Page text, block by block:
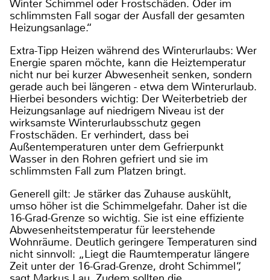
Winter Schimmel oder Frostschäden. Oder im
schlimmsten Fall sogar der Ausfall der gesamten
Heizungsanlage.“
Extra-Tipp Heizen während des Winterurlaubs: Wer
Energie sparen möchte, kann die Heiztemperatur
nicht nur bei kurzer Abwesenheit senken, sondern
gerade auch bei längeren - etwa dem Winterurlaub.
Hierbei besonders wichtig: Der Weiterbetrieb der
Heizungsanlage auf niedrigem Niveau ist der
wirksamste Winterurlaubsschutz gegen
Frostschäden. Er verhindert, dass bei
Außentemperaturen unter dem Gefrierpunkt
Wasser in den Rohren gefriert und sie im
schlimmsten Fall zum Platzen bringt.
Generell gilt: Je stärker das Zuhause auskühlt,
umso höher ist die Schimmelgefahr. Daher ist die
16-Grad-Grenze so wichtig. Sie ist eine effiziente
Abwesenheitstemperatur für leerstehende
Wohnräume. Deutlich geringere Temperaturen sind
nicht sinnvoll: „Liegt die Raumtemperatur längere
Zeit unter der 16-Grad-Grenze, droht Schimmel“,